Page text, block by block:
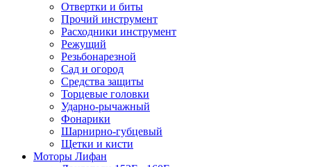
Отвертки и биты
Прочий инструмент
Расходники инструмент
Режущий
Резьбонарезной
Сад и огород
Средства защиты
Торцевые головки
Ударно-рычажный
Фонарики
Шарнирно-губцевый
Щетки и кисти
Моторы Лифан